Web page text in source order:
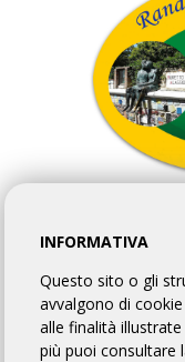
RANDONNÉE
PONENTE LIGURE GS
INFORMATIVA
Questo sito o gli
avvalgono di
alle finalità
più puoi consultare